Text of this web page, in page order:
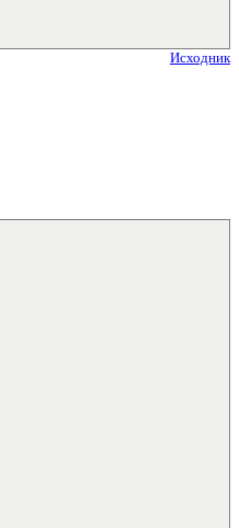
Исходник